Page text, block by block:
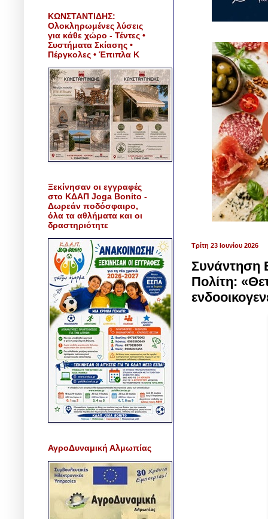
Τρίτη 23 Ιουνίου 2026
Συνάντηση
Πολίτη:
ΚΩΝΣΤΑΝΤΙΔΗΣ:
Ολοκληρωμένες λύσεις
για κάθε χώρο - Τέντες •
Συστήματα Σκίασης •
Πέργκολες • Έπιπλα Κ
Ξεκίνησαν οι εγγραφές
στο ΚΔΑΠ Joga Bonito -
Δωρεάν ποδόσφαιρο,
όλα τα αθλήματα και οι
δραστηριότητε
ΑγροΔυναμική Αλμωπίας